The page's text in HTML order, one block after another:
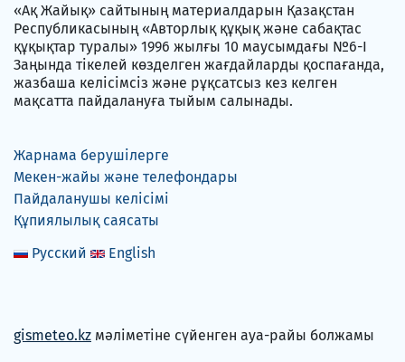
«Ақ Жайық» сайтының материалдарын Қазақстан
Республикасының «Авторлық құқық және сабақтас
құқықтар туралы» 1996 жылғы 10 маусымдағы №6-I
Заңында тікелей көзделген жағдайларды қоспағанда,
жазбаша келісімсіз және рұқсатсыз кез келген
мақсатта пайдалануға тыйым салынады.
Жарнама берушілерге
Мекен-жайы және телефондары
Пайдаланушы келісімі
Құпиялылық саясаты
Русский
English
gismeteo.kz мәліметіне сүйенген ауа-райы болжамы